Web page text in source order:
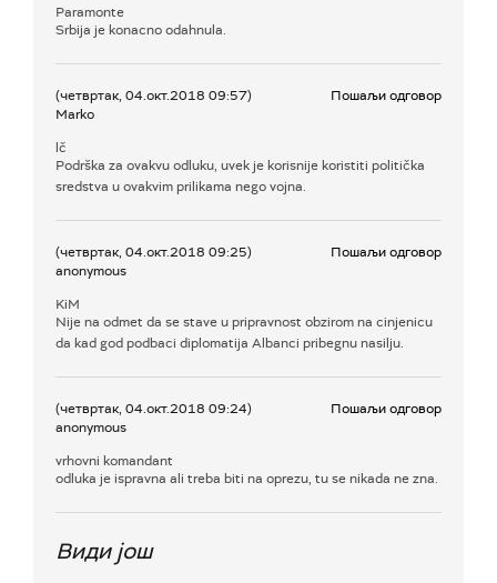
Paramonte
Srbija je konacno odahnula.
(четвртак, 04.окт.2018 09:57)
Marko
Пошаљи одговор
lč
Podrška za ovakvu odluku, uvek je korisnije koristiti politička
sredstva u ovakvim prilikama nego vojna.
(четвртак, 04.окт.2018 09:25)
anonymous
Пошаљи одговор
KiM
Nije na odmet da se stave u pripravnost obzirom na cinjenicu
da kad god podbaci diplomatija Albanci pribegnu nasilju.
(четвртак, 04.окт.2018 09:24)
anonymous
Пошаљи одговор
vrhovni komandant
odluka je ispravna ali treba biti na oprezu, tu se nikada ne zna.
Види још